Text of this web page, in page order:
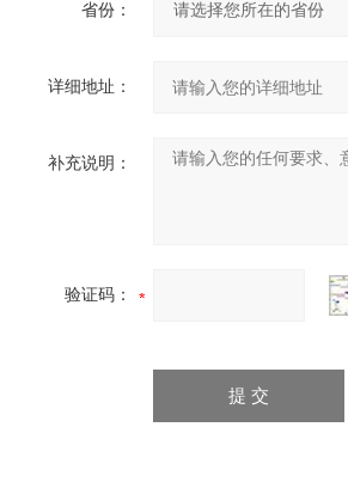
省份：
详细地址：
补充说明：
验证码：